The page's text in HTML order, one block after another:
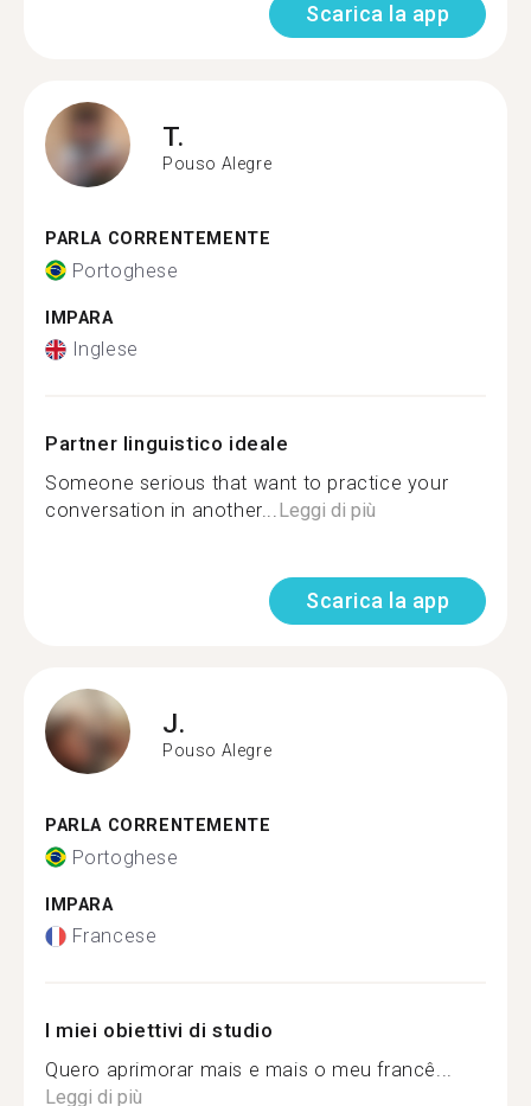
Scarica la app
T.
Pouso Alegre
PARLA CORRENTEMENTE
Portoghese
IMPARA
Inglese
Partner linguistico ideale
Someone serious that want to practice your
conversation in another...Leggi di più
Scarica la app
J.
Pouso Alegre
PARLA CORRENTEMENTE
Portoghese
IMPARA
Francese
I miei obiettivi di studio
Quero aprimorar mais e mais o meu francê...
Leggi di più